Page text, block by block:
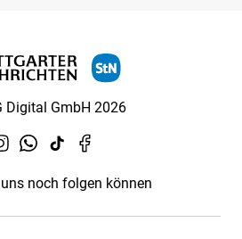
Digital GmbH 2026
noch folgen können